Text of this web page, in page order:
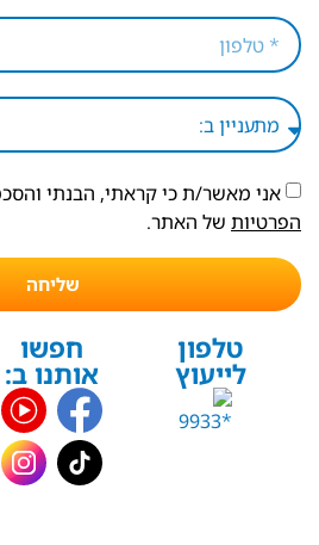
אני מאשר/ת כי קראתי, הבנתי
הפרטיות של האתר.
שליחה
טלפון
לייעוץ
חפשו
אותנו ב: